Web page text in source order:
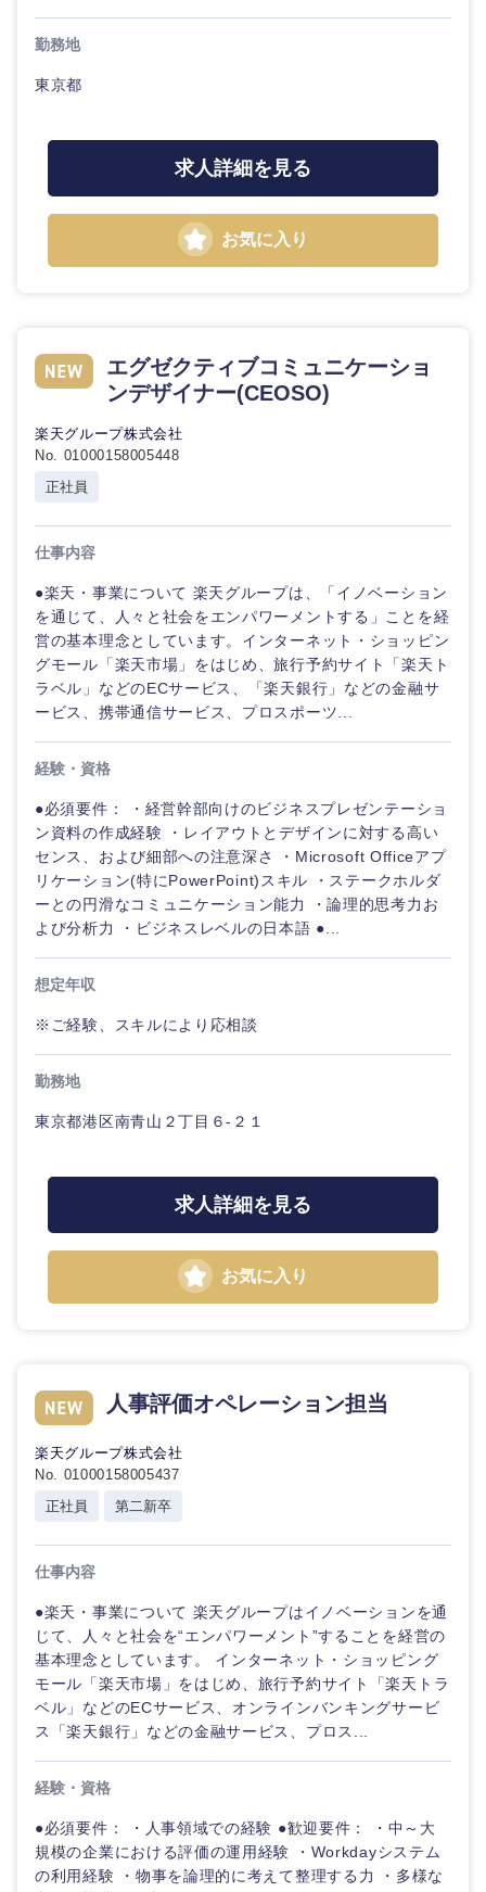
勤務地
東京都
求人詳細を見る
お気に入り
エグゼクティブコミュニケーショ
ンデザイナー(CEOSO)
楽天グループ株式会社
No. 01000158005448
正社員
仕事内容
●楽天・事業について 楽天グループは、「イノベーション
を通じて、人々と社会をエンパワーメントする」ことを経
営の基本理念としています。インターネット・ショッピン
グモール「楽天市場」をはじめ、旅行予約サイト「楽天ト
ラベル」などのECサービス、「楽天銀行」などの金融サ
ービス、携帯通信サービス、プロスポーツ...
経験・資格
●必須要件： ・経営幹部向けのビジネスプレゼンテーショ
ン資料の作成経験 ・レイアウトとデザインに対する高い
センス、および細部への注意深さ ・Microsoft Officeアプ
リケーション(特にPowerPoint)スキル ・ステークホルダ
ーとの円滑なコミュニケーション能力 ・論理的思考力お
よび分析力 ・ビジネスレベルの日本語 ●...
想定年収
※ご経験、スキルにより応相談
勤務地
東京都港区南青山２丁目６-２１
求人詳細を見る
お気に入り
人事評価オペレーション担当
楽天グループ株式会社
No. 01000158005437
正社員
第二新卒
仕事内容
●楽天・事業について 楽天グループはイノベーションを通
じて、人々と社会を“エンパワーメント”することを経営の
基本理念としています。 インターネット・ショッピング
モール「楽天市場」をはじめ、旅行予約サイト「楽天トラ
ベル」などのECサービス、オンラインバンキングサービ
ス「楽天銀行」などの金融サービス、プロス...
経験・資格
●必須要件： ・人事領域での経験 ●歓迎要件： ・中～大
規模の企業における評価の運用経験 ・Workdayシステム
の利用経験 ・物事を論理的に考えて整理する力 ・多様な